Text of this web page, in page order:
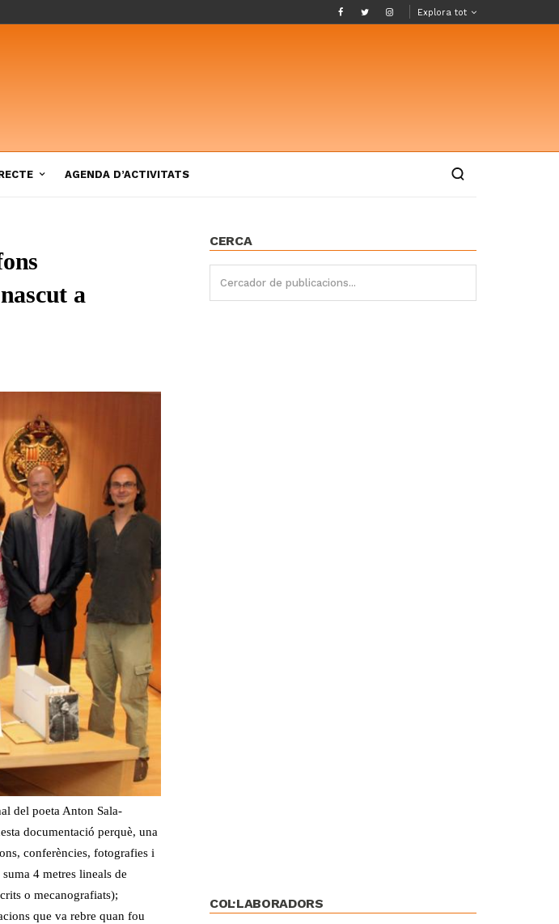
Explora tot
AGENDA D’ACTIVITATS
a
del poeta Anton Sala-
documentació perquè, una
conferències, fotografies i
4 metres lineals de
o mecanografiats);
que va rebre quan fou
CERCA
COL·LABORADORS